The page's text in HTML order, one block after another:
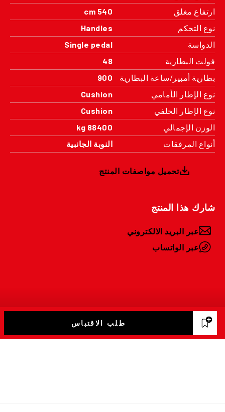
ارتفاع مغلق
540 cm
نوع التحكم
Handles
الدواسة
Single pedal
فولت البطارية
48
بطارية أمبير/ساعة البطارية
900
نوع الإطار الأمامي
Cushion
نوع الإطار الخلفي
Cushion
الوزن الإجمالي
88400 kg
أنواع المرفقات
النوبة الجانبية
تحميل مواصفات المنتج
شارك هذا المنتج
عبر البريد الالكتروني
عبر الواتساب
طلب الاقتباس